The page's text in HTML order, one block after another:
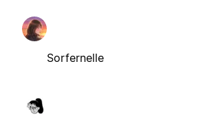
Sorfernelle